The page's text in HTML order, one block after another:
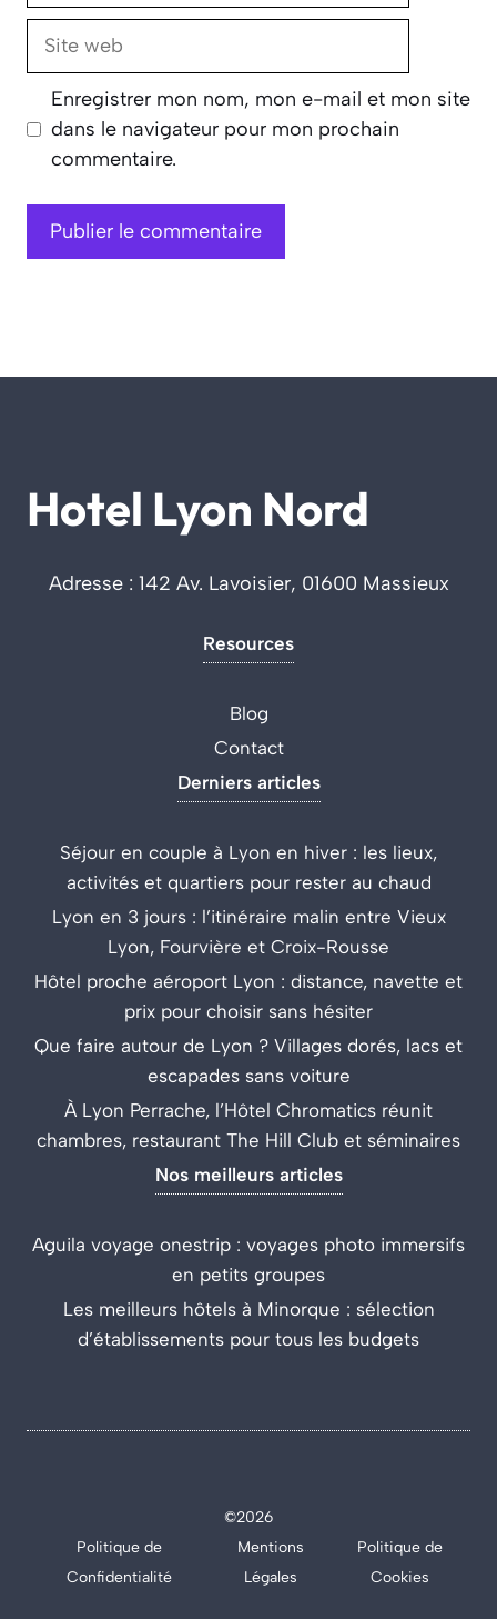
Site
Enregistrer mon nom, mon e-mail et mon site
dans le navigateur pour mon prochain
commentaire.
Hotel Lyon Nord
Adresse : 142 Av. Lavoisier, 01600 Massieux
Resources
Blog
Contact
Derniers articles
Séjour en couple à Lyon en hiver : les lieux,
activités et quartiers pour rester au chaud
Lyon en 3 jours : l’itinéraire malin entre Vieux
Lyon, Fourvière et Croix-Rousse
Hôtel proche aéroport Lyon : distance, navette et
prix pour choisir sans hésiter
Que faire autour de Lyon ? Villages dorés, lacs et
escapades sans voiture
À Lyon Perrache, l’Hôtel Chromatics réunit
chambres, restaurant The Hill Club et séminaires
Nos meilleurs articles
Aguila voyage onestrip : voyages photo immersifs
en petits groupes
Les meilleurs hôtels à Minorque : sélection
d’établissements pour tous les budgets
©2026
Politique de
Confidentialité
Mentions
Légales
Politique de
Cookies